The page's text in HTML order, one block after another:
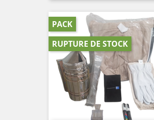
PACK
RUPTURE DE STOCK